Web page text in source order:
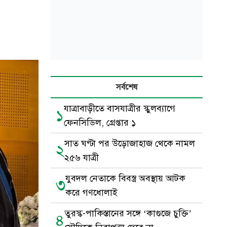
সর্বশেষ
১যাত্রাবাড়ীতে বাসযাত্রীর স্কুলব্যাগে
ফেনসিডিল, গ্রেপ্তার ১
২সাত ঘণ্টা পর উড়োজাহাজ থেকে নামল
২৫৬ যাত্রী
৩যুবদল নেতাকে বিবস্ত্র অবস্থায় আটক
করে গণধোলাই
৪তুরস্ক-পাকিস্তানের সঙ্গে ‘কাগুজে চুক্তি’